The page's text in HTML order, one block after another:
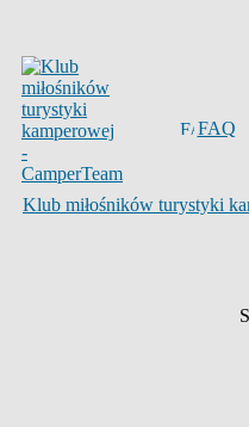
FAQ
Klub miłośników turystyki